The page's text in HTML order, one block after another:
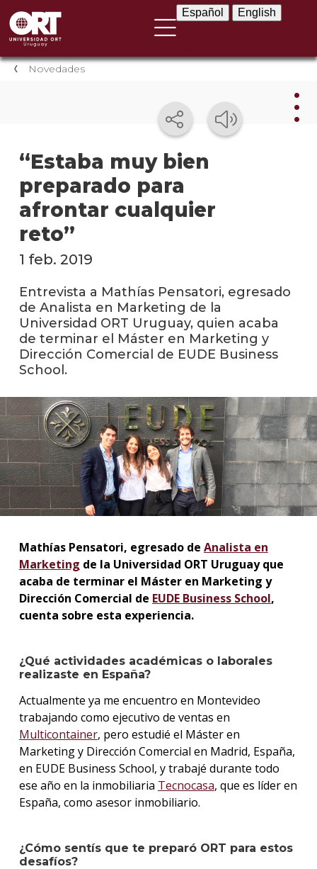
Español English
Novedades
“Estaba muy bien
preparado para
afrontar cualquier
reto”
Blog
1 feb. 2019
Entrevista a Mathías Pensatori, egresado
de Analista en Marketing de la
Universidad ORT Uruguay, quien acaba
de terminar el Máster en Marketing y
Dirección Comercial de EUDE Business
School.
Mathías Pensatori, egresado de Analista en
Marketing de la Universidad ORT Uruguay que
acaba de terminar el Máster en Marketing y
Dirección Comercial de EUDE Business School,
cuenta sobre esta experiencia.
¿Qué actividades académicas o laborales
realizaste en España?
Actualmente ya me encuentro en Montevideo
trabajando como ejecutivo de ventas en
Multicontainer, pero estudié el Máster en
Marketing y Dirección Comercial en Madrid, España,
en EUDE Business School, y trabajé durante todo
ese año en la inmobiliaria Tecnocasa, que es líder en
España, como asesor inmobiliario.
¿Cómo sentís que te preparó ORT para estos
desafíos?